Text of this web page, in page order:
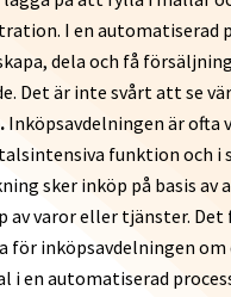
I en automatiserad
dela och få
Det är inte svårt att se
Inköpsavdelningen är ofta
funktion och i
sker inköp på basis av
av varor eller tjänster.
för inköpsavdelningen om
i en automatiserad